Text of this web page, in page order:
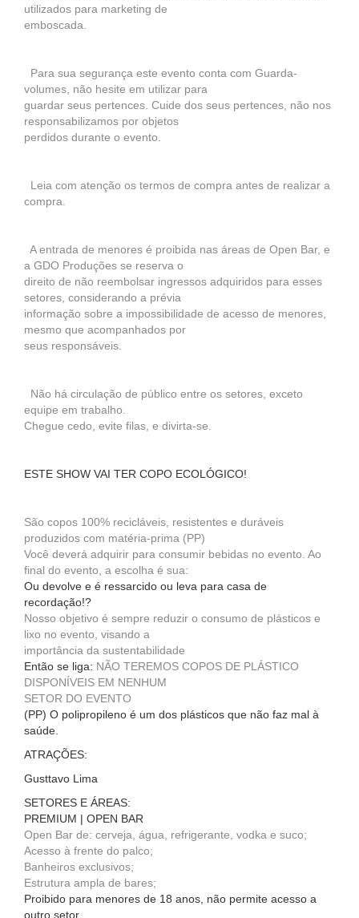
utilizados para marketing de
emboscada.
Para sua segurança este evento conta com Guarda-
volumes, não hesite em utilizar para
guardar seus pertences. Cuide dos seus pertences, não nos
responsabilizamos por objetos
perdidos durante o evento.
Leia com atenção os termos de compra antes de realizar a
compra.
A entrada de menores é proibida nas áreas de Open Bar, e
a GDO Produções se reserva o
direito de não reembolsar ingressos adquiridos para esses
setores, considerando a prévia
informação sobre a impossibilidade de acesso de menores,
mesmo que acompanhados por
seus responsáveis.
Não há circulação de público entre os setores, exceto
equipe em trabalho.
Chegue cedo, evite filas, e divirta-se.
ESTE SHOW VAI TER COPO ECOLÓGICO!
São copos 100% recicláveis, resistentes e duráveis
produzidos com matéria-prima (PP)
Você deverá adquirir para consumir bebidas no evento. Ao
final do evento, a escolha é sua:
Ou devolve e é ressarcido ou leva para casa de
recordação!?
Nosso objetivo é sempre reduzir o consumo de plásticos e
lixo no evento, visando a
importância da sustentabilidade
Então se liga: NÃO TEREMOS COPOS DE PLÁSTICO
DISPONÍVEIS EM NENHUM
SETOR DO EVENTO
(PP) O polipropileno é um dos plásticos que não faz mal à
saúde.
ATRAÇÕES:
Gusttavo Lima
SETORES E ÁREAS:
PREMIUM | OPEN BAR
Open Bar de: cerveja, água, refrigerante, vodka e suco;
Acesso à frente do palco;
Banheiros exclusivos;
Estrutura ampla de bares;
Proibido para menores de 18 anos, não permite acesso a
outro setor.